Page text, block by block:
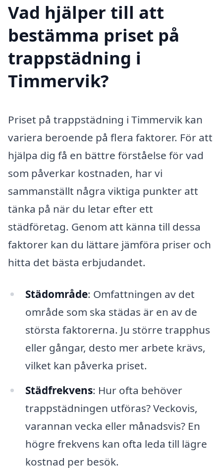
Vad hjälper till att
bestämma priset på
trappstädning i
Timmervik?
Priset på trappstädning i Timmervik kan
variera beroende på flera faktorer. För att
hjälpa dig få en bättre förståelse för vad
som påverkar kostnaden, har vi
sammanställt några viktiga punkter att
tänka på när du letar efter ett
städföretag. Genom att känna till dessa
faktorer kan du lättare jämföra priser och
hitta det bästa erbjudandet.
Städområde: Omfattningen av det
område som ska städas är en av de
största faktorerna. Ju större trapphus
eller gångar, desto mer arbete krävs,
vilket kan påverka priset.
Städfrekvens: Hur ofta behöver
trappstädningen utföras? Veckovis,
varannan vecka eller månadsvis? En
högre frekvens kan ofta leda till lägre
kostnad per besök.